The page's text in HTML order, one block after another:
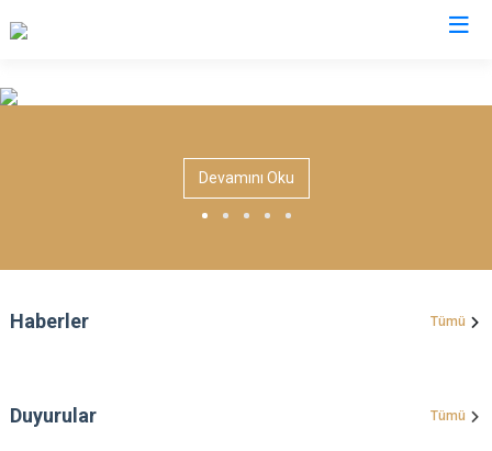
Derepazarı
Fındıklı
Hemşin
Kalkandere
Devamını Oku
Haberler Tümü
Duyurular Tümü